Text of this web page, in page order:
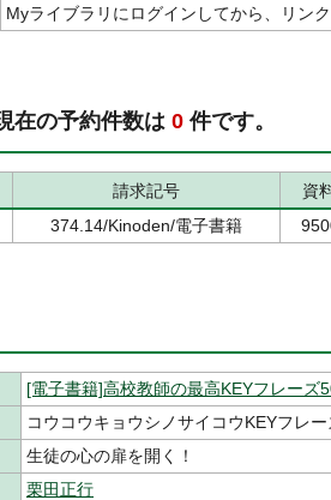
Myライブラリにログインしてから、リン
在の予約件数は 0 件です。
請求記号
資
374.14/Kinoden/電子書籍
[電子書籍]高校教師の最高KEYフレーズ
コウコウキョウシノサイコウKEYフレ
生徒の心の扉を開く！
栗田正行